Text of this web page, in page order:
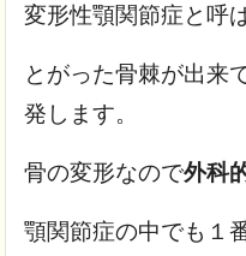
変形性顎関節症と呼
とがった骨棘が出来
発します。
骨の変形なので外科
顎関節症の中でも１